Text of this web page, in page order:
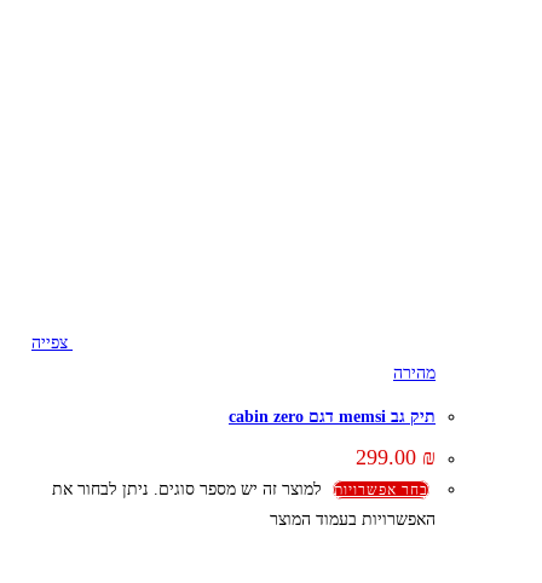
צפייה
מהירה
תיק גב memsi דגם cabin zero
299.00 ₪
בחר אפשרויות
למוצר זה יש מספר סוגים. ניתן לבחור את
האפשרויות בעמוד המוצר